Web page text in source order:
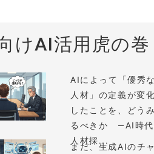
けAI活用虎の巻
AIによって「優秀な
人材」の定義が変化
したことを、どうみ
るべきか —AI時代
人材採...
まだ、生成AIのチャ